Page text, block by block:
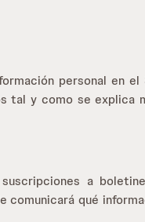
personal en
tal y como se explica
a
qué